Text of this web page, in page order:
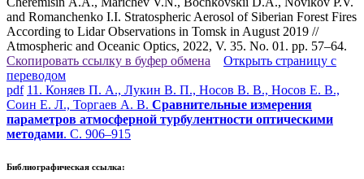
and Romanchenko I.I. Stratospheric Aerosol of Siberian Forest Fires
According to Lidar Observations in Tomsk in August 2019 //
Atmospheric and Oceanic Optics, 2022, V. 35. No. 01. pp. 57–64.
Скопировать ссылку в буфер обмена
Открыть страницу с
переводом
pdf 11. Коняев П. А., Лукин В. П., Носов В. В., Носов Е. В.,
Соин Е. Л., Торгаев А. В. Сравнительные измерения
параметров атмосферной турбулентности оптическими
методами. С. 906–915
Библиографическая ссылка: